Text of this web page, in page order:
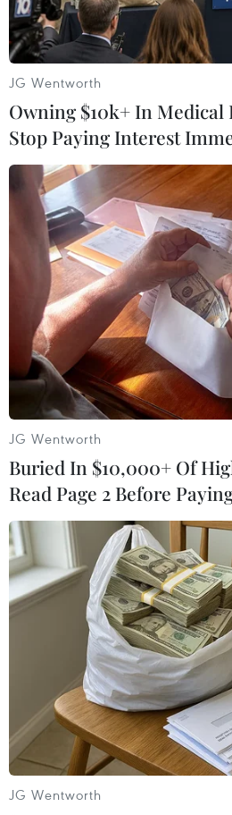
Theo dõi VietnamPlus
TIN CÙNG CHUYÊN MỤC
Đại tiệc Vespa 2026:
tượng 80 năm của Italy thăng
giữa lòng đô thị hiện đại
09/08/2026 16:09
WHO lên tiếng sau vụ phá
vật tư y tế tại Ukraine
Vấn đề người di cư: Đức khôi
chế trả người xin tị nạn về
09/08/2026 14:40
Vụ xả súng tại Thái Lan:
lộ hành vi của nghi phạm
gây án
09/08/2026 13:42
Australia điều tra vụ hai máy
va chạm tại sân bay Sydney
JG Wentworth
Owning $10k+ In Medical
Stop Paying Interest
JG Wentworth
Buried In $10,000+ Of
Read Page 2 Before
JG Wentworth